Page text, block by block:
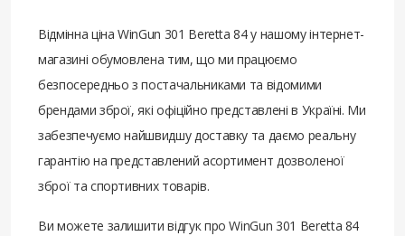
Відмінна ціна WinGun 301 Beretta 84 у нашому інтернет-
магазині обумовлена ​​тим, що ми працюємо
безпосередньо з постачальниками та відомими
брендами зброї, які офіційно представлені в Україні. Ми
забезпечуємо найшвидшу доставку та даємо реальну
гарантію на представлений асортимент дозволеної
зброї та спортивних товарів.
Ви можете залишити відгук про WinGun 301 Beretta 84